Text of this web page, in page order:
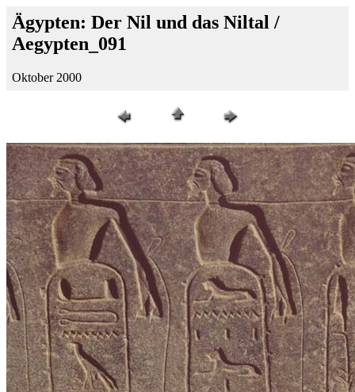
Ägypten: Der Nil und das Niltal /
Aegypten_091
Oktober 2000